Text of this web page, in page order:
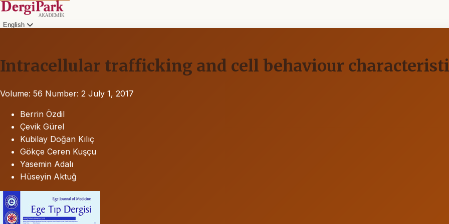
English
Intracellular trafficking and cell behaviour
Volume: 56 Number: 2 July 1, 2017
Berrin Özdil
Çevik Gürel
Kubilay Doğan Kılıç
Gökçe Ceren Kuşçu
Yasemin Adalı
Hüseyin Aktuğ